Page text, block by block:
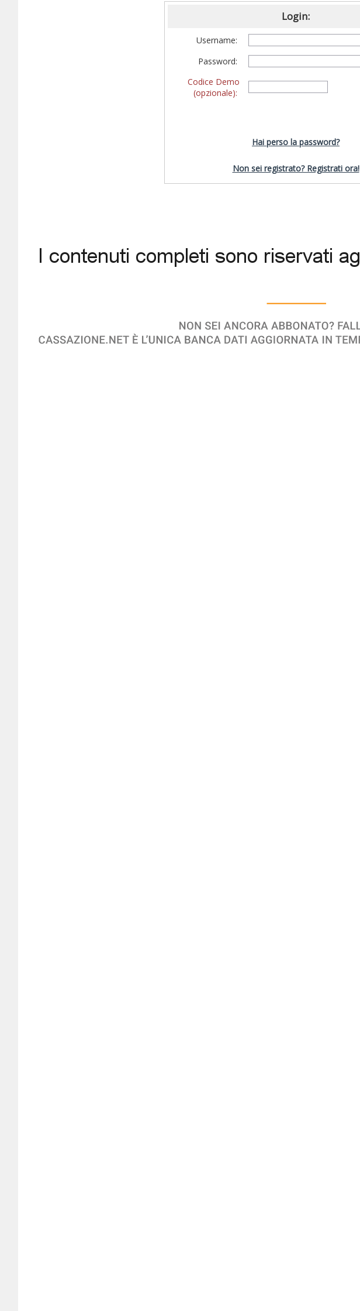
Login:
Username:
Password:
Codice Demo
(opzionale):
Hai perso la password?
Non sei registrato? Registrati ora!